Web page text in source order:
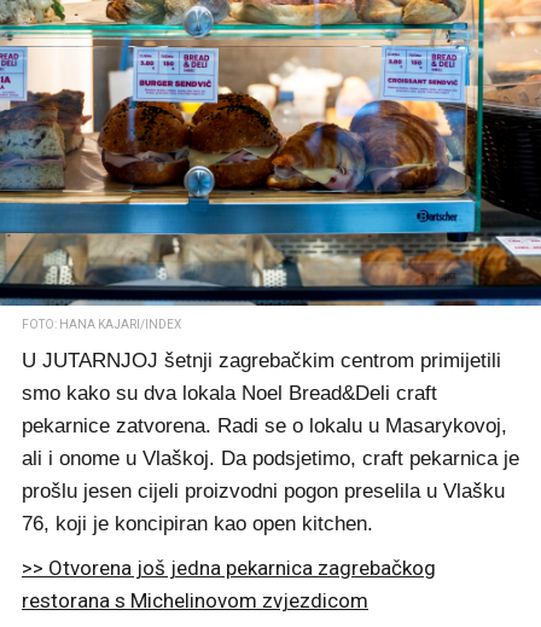
FOTO: HANA KAJARI/INDEX
U JUTARNJOJ šetnji zagrebačkim centrom primijetili
smo kako su dva lokala Noel Bread&Deli craft
pekarnice zatvorena. Radi se o lokalu u Masarykovoj,
ali i onome u Vlaškoj. Da podsjetimo, craft pekarnica je
prošlu jesen cijeli proizvodni pogon preselila u Vlašku
76, koji je koncipiran kao open kitchen.
>> Otvorena još jedna pekarnica zagrebačkog
restorana s Michelinovom zvjezdicom